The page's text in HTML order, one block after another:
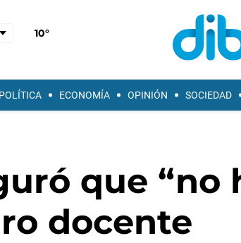
10°
POLÍTICA ECONOMÍA OPINIÓN SOCIEDAD
que “no
docente